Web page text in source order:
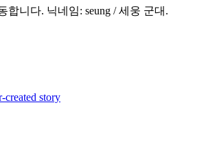
합니다. 닉네임: seung / 세웅 군대.